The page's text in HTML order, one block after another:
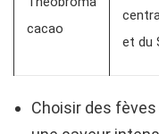
cacao
et du
Choisir des